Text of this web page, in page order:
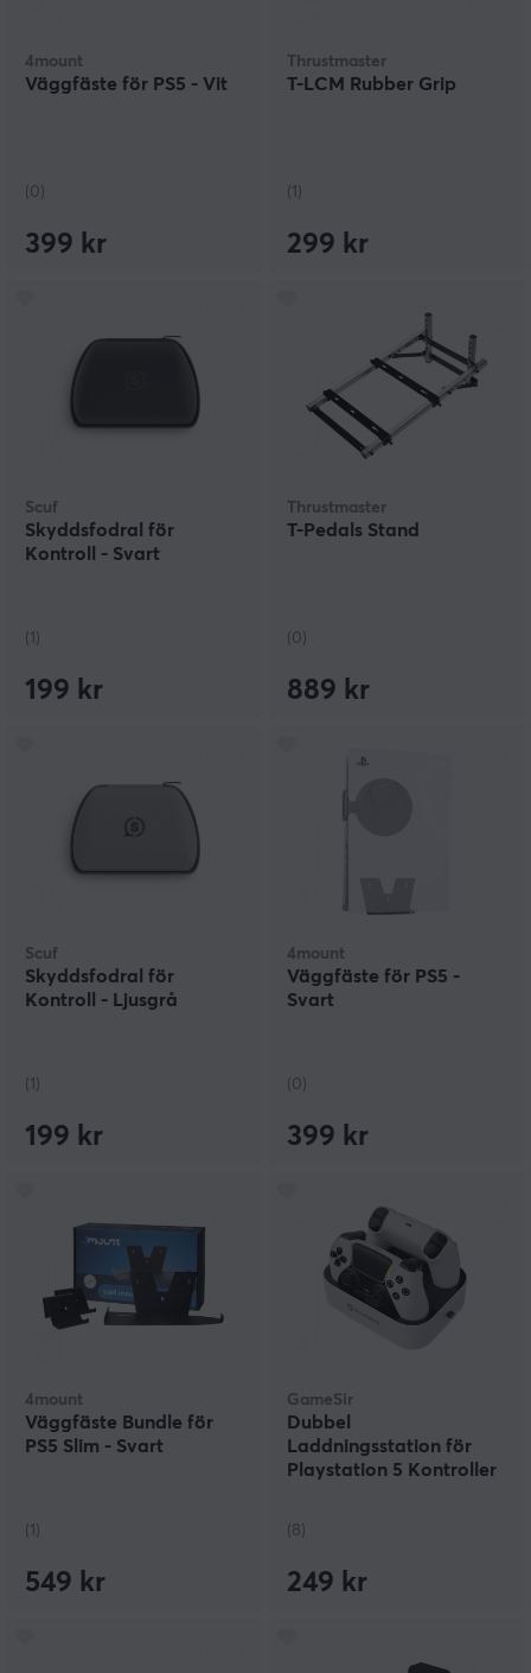
4mount
Väggfäste för PS5 - Vit
(0)
399 kr
Thrustmaster
T-LCM Rubber Grip
(1)
299 kr
Scuf
Skyddsfodral för
Kontroll - Svart
(1)
199 kr
Thrustmaster
T-Pedals Stand
(0)
889 kr
Scuf
Skyddsfodral för
Kontroll - Ljusgrå
(1)
199 kr
4mount
Väggfäste för PS5 -
Svart
(0)
399 kr
4mount
Väggfäste Bundle för
PS5 Slim - Svart
(1)
549 kr
GameSir
Dubbel
Laddningsstation för
Playstation 5 Kontroller
(8)
249 kr